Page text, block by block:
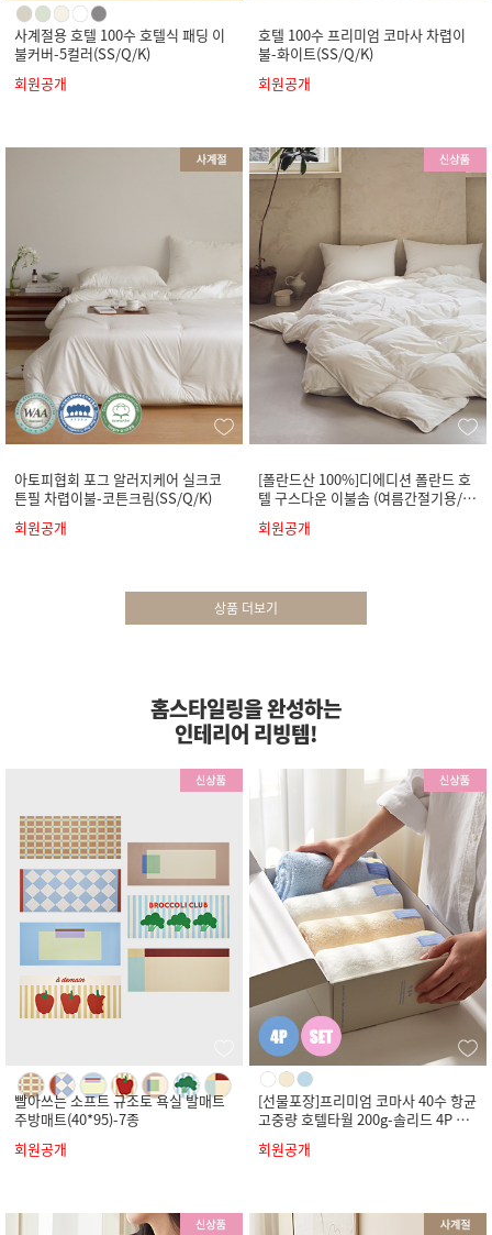
사계절용 호텔 100수 호텔식 패딩 이
불커버-5컬러(SS/Q/K)
회원공개
호텔 100수 프리미엄 코마사 차렵이
불-화이트(SS/Q/K)
회원공개
아토피협회 포그 알러지케어 실크코
튼필 차렵이불-코튼크림(SS/Q/K)
회원공개
[폴란드산 100%]디에디션 폴란드 호
텔 구스다운 이불솜 (여름간절기용/사
계절용)
회원공개
상품 더보기
홈스타일링을 완성하는
인테리어 리빙템!
빨아쓰는 소프트 규조토 욕실 발매트
주방매트(40*95)-7종
회원공개
[선물포장]프리미엄 코마사 40수 항균
고중량 호텔타월 200g-솔리드 4P 세
회원공개